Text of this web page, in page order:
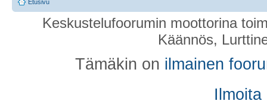
Etusivu
Keskustelufoorumin moottorina
Käännös,
Tämäkin on ilmainen